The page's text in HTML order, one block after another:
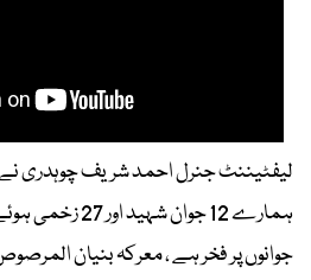
لیفٹیننٹ جنرل احمد شریف چوہدری نے
ہمارے 12 جوان
جوانوں پر فخر ہے ، معرکہ بنیان